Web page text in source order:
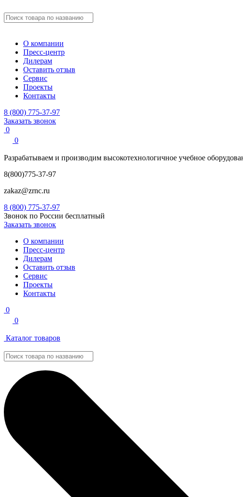
О компании
Пресс-центр
Дилерам
Оставить отзыв
Сервис
Проекты
Контакты
8 (800) 775-37-97
Заказать звонок
0
0
Разрабатываем и производим высокотехнологичное учебное
8(800)775-37-97
zakaz@zrnc.ru
8 (800) 775-37-97
Звонок по России бесплатный
Заказать звонок
О компании
Пресс-центр
Дилерам
Оставить отзыв
Сервис
Проекты
Контакты
0
0
Каталог товаров